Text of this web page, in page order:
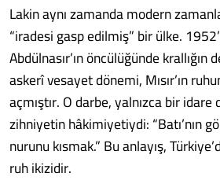
Lakin aynı zamanda modern
“iradesi gasp edilmiş” bir ülke.
Abdülnasır’ın öncülüğünde
askerî vesayet dönemi, Mısır’ın
açmıştır. O darbe, yalnızca bir
zihniyetin hâkimiyetiydi: “Batı’nın
nurunu kısmak.” Bu anlayış,
ruh ikizidir.